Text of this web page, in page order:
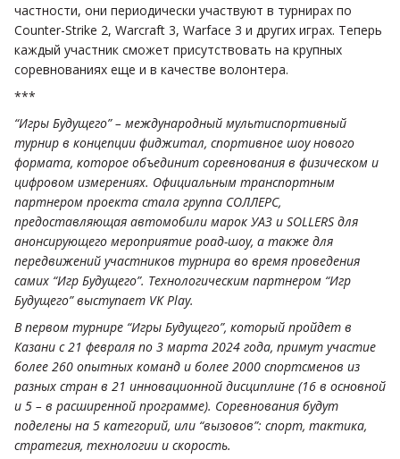
частности, они периодически участвуют в турнирах по
Counter-Strike 2, Warcraft 3, Warface 3 и других играх. Теперь
каждый участник сможет присутствовать на крупных
соревнованиях еще и в качестве волонтера.
***
“Игры Будущего” – международный мультиспортивный
турнир в концепции фиджитал, спортивное шоу нового
формата, которое объединит соревнования в физическом и
цифровом измерениях. Официальным транспортным
партнером проекта стала группа СОЛЛЕРС,
предоставляющая автомобили марок УАЗ и SOLLERS для
анонсирующего мероприятие роад-шоу, а также для
передвижений участников турнира во время проведения
самих “Игр Будущего”. Технологическим партнером “Игр
Будущего” выступает VK Play.
В первом турнире “Игры Будущего”, который пройдет в
Казани с 21 февраля по 3 марта 2024 года, примут участие
более 260 опытных команд и более 2000 спортсменов из
разных стран в 21 инновационной дисциплине (16 в основной
и 5 – в расширенной программе). Соревнования будут
поделены на 5 категорий, или “вызовов”: спорт, тактика,
стратегия, технологии и скорость.